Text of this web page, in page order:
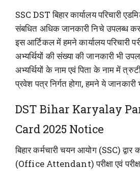
SSC DST बिहार कार्यालय परिचारी
संबधित अधिक जानकारी निचे उपलब्ध
इस आर्टिकल में हमने कार्यालय परिचारी
अभ्यर्थियों की संख्या की जानकारी भी
अभ्यर्थियों के नाम एवं पिता के नाम में
प्रवेश पत्र निर्गत होगा, हमने ये जानकारी
DST Bihar Karyalay
Card 2025 Notice
बिहार कर्मचारी चयन आयोग (SSC) द्वार
(Office Attendant) परीक्षा एवं